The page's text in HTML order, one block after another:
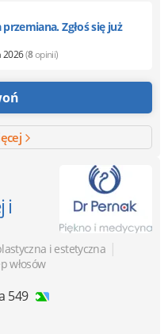
Zgłoś się już
2026(8opinii)
i
i estetyczna |
włosów
549